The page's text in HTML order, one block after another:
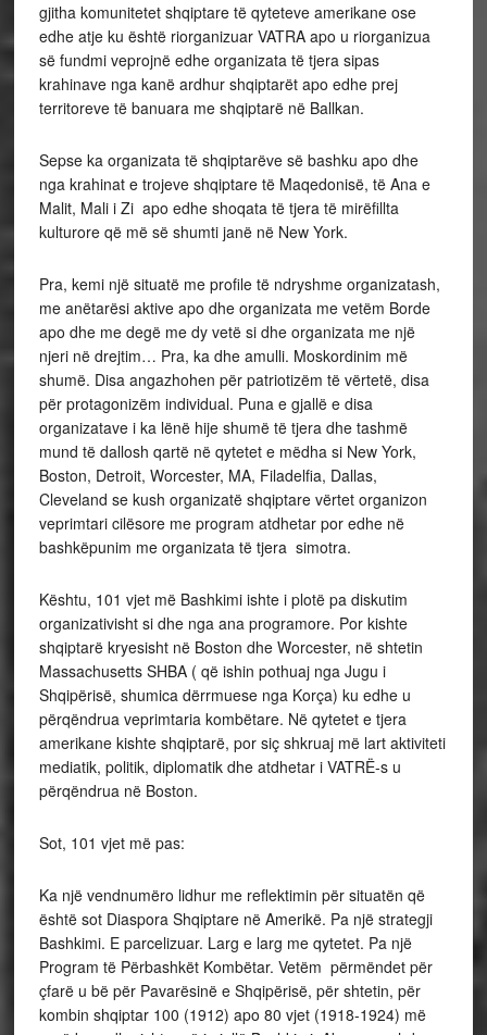
gjitha komunitetet shqiptare të qyteteve amerikane ose
edhe atje ku është riorganizuar VATRA apo u riorganizua
së fundmi veprojnë edhe organizata të tjera sipas
krahinave nga kanë ardhur shqiptarët apo edhe prej
territoreve të banuara me shqiptarë në Ballkan.
Sepse ka organizata të shqiptarëve së bashku apo dhe
nga krahinat e trojeve shqiptare të Maqedonisë, të Ana e
Malit, Mali i Zi apo edhe shoqata të tjera të mirëfillta
kulturore që më së shumti janë në New York.
Pra, kemi një situatë me profile të ndryshme organizatash,
me anëtarësi aktive apo dhe organizata me vetëm Borde
apo dhe me degë me dy vetë si dhe organizata me një
njeri në drejtim… Pra, ka dhe amulli. Moskordinim më
shumë. Disa angazhohen për patriotizëm të vërtetë, disa
për protagonizëm individual. Puna e gjallë e disa
organizatave i ka lënë hije shumë të tjera dhe tashmë
mund të dallosh qartë në qytetet e mëdha si New York,
Boston, Detroit, Worcester, MA, Filadelfia, Dallas,
Cleveland se kush organizatë shqiptare vërtet organizon
veprimtari cilësore me program atdhetar por edhe në
bashkëpunim me organizata të tjera simotra.
Kështu, 101 vjet më Bashkimi ishte i plotë pa diskutim
organizativisht si dhe nga ana programore. Por kishte
shqiptarë kryesisht në Boston dhe Worcester, në shtetin
Massachusetts SHBA ( që ishin pothuaj nga Jugu i
Shqipërisë, shumica dërrmuese nga Korça) ku edhe u
përqëndrua veprimtaria kombëtare. Në qytetet e tjera
amerikane kishte shqiptarë, por siç shkruaj më lart aktiviteti
mediatik, politik, diplomatik dhe atdhetar i VATRË-s u
përqëndrua në Boston.
Sot, 101 vjet më pas:
Ka një vendnumëro lidhur me reflektimin për situatën që
është sot Diaspora Shqiptare në Amerikë. Pa një strategji
Bashkimi. E parcelizuar. Larg e larg me qytetet. Pa një
Program të Përbashkët Kombëtar. Vetëm përmëndet për
çfarë u bë për Pavarësinë e Shqipërisë, për shtetin, për
kombin shqiptar 100 (1912) apo 80 vjet (1918-1924) më